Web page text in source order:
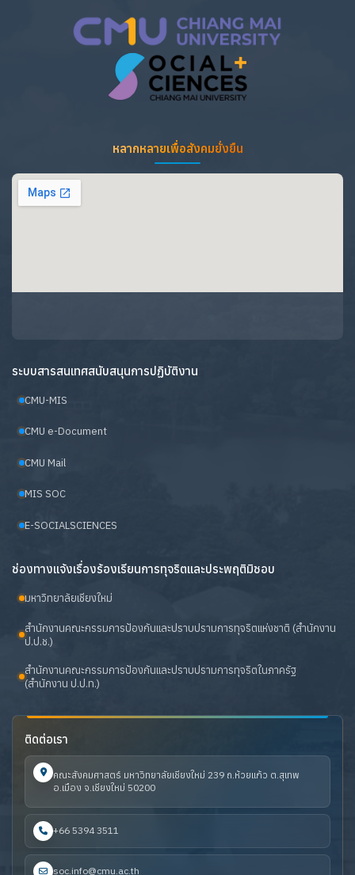
หลากหลายเพื่อสังคมยั่งยืน
ระบบสารสนเทศสนับสนุนการปฏิบัติงาน
CMU-MIS
CMU e-Document
CMU Mail
MIS SOC
E-SOCIALSCIENCES
ช่องทางแจ้งเรื่องร้องเรียนการทุจริตและประพฤติมิชอบ
มหาวิทยาลัยเชียงใหม่
สำนักงานคณะกรรมการป้องกันและปราบปรามการทุจริตแห่งชาติ (สำนักงาน
ป.ป.ช.)
สำนักงานคณะกรรมการป้องกันและปราบปรามการทุจริตในภาครัฐ
(สำนักงาน ป.ป.ท.)
ติดต่อเรา
คณะสังคมศาสตร์ มหาวิทยาลัยเชียงใหม่ 239 ถ.ห้วยแก้ว ต.สุเทพ
อ.เมือง จ.เชียงใหม่ 50200
+66 5394 3511
soc.info@cmu.ac.th